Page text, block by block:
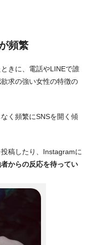
頻繁
きに、電話やLINEで誰
求の強い女性の特徴の
く頻繁にSNSを開く傾
稿したり、Instagramに
からの反応を待ってい